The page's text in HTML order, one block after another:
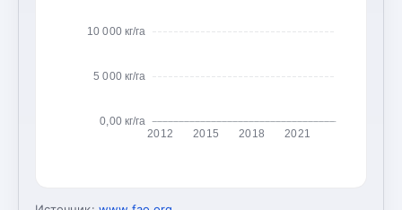
0,00 кг/га
5 000 кг/га
10 000 кг/га
2012 2015 2018 2021